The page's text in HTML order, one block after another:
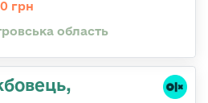
грн
область